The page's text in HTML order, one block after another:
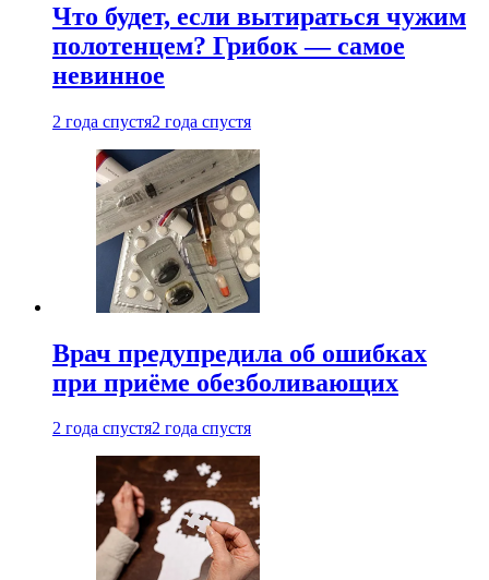
Что будет, если вытираться чужим
полотенцем? Грибок — самое
невинное
2 года спустя2 года спустя
Врач предупредила об ошибках
при приëме обезболивающих
2 года спустя2 года спустя